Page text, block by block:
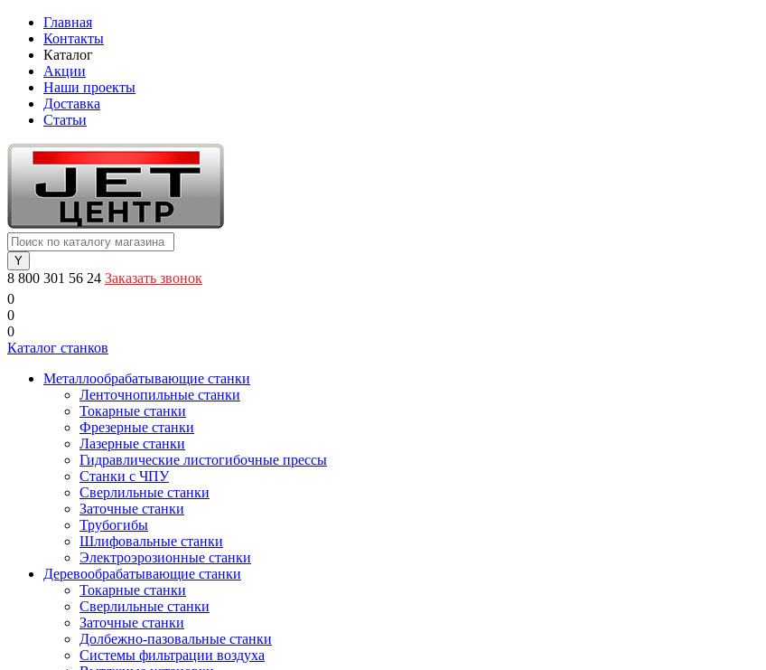
Главная
Контакты
Каталог
Акции
Наши проекты
Доставка
Статьи
8 800 301 56 24 Заказать звонок
0
0
0
Каталог станков
Металлообрабатывающие станки
Ленточнопильные станки
Токарные станки
Фрезерные станки
Лазерные станки
Гидравлические листогибочные прессы
Станки с ЧПУ
Сверлильные станки
Заточные станки
Трубогибы
Шлифовальные станки
Электроэрозионные станки
Деревообрабатывающие станки
Токарные станки
Сверлильные станки
Заточные станки
Долбежно-пазовальные станки
Системы фильтрации воздуха